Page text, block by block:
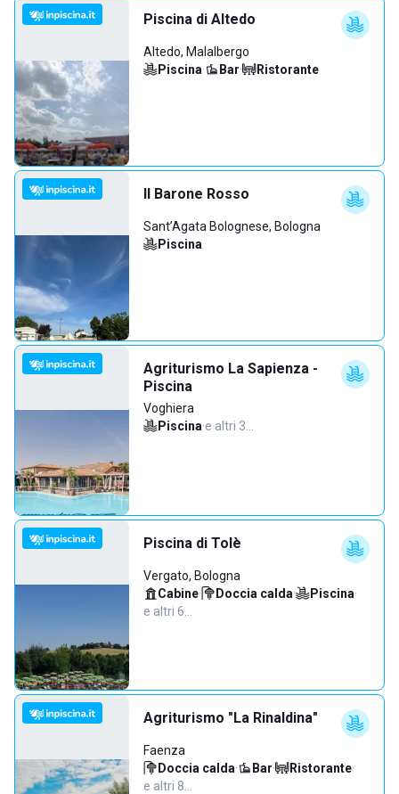
Piscina di Altedo
Altedo, Malalbergo
Piscina· Bar· Ristorante
Il Barone Rosso
Sant’Agata Bolognese, Bologna
Piscina
Agriturismo La Sapienza -
Piscina
Voghiera
Piscina·e altri 3…
Piscina di Tolè
Vergato, Bologna
Cabine· Doccia calda· Piscina·
e altri 6…
Agriturismo "La Rinaldina"
Faenza
Doccia calda· Bar· Ristorante·
e altri 8…